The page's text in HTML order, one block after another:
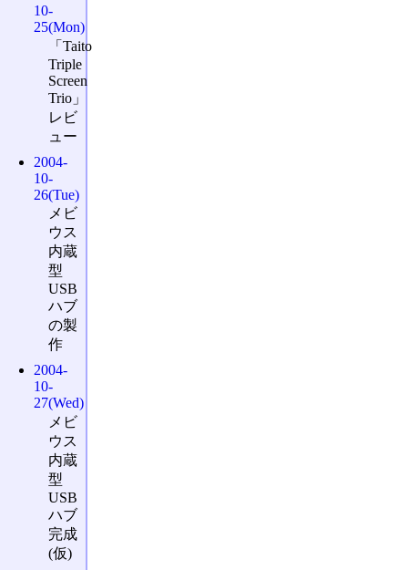
10-
25(Mon)
「Taito
Triple
Screen
Trio」
レビ
ュー
2004-
10-
26(Tue)
メビ
ウス
内蔵
型
USB
ハブ
の製
作
2004-
10-
27(Wed)
メビ
ウス
内蔵
型
USB
ハブ
完成
(仮)